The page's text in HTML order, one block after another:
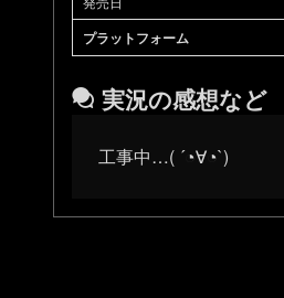
プラットフォーム
実況の感想など
工事中…( ´◔∀◔`)ゞ